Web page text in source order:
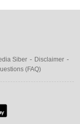
Siber
Disclaimer
(FAQ)